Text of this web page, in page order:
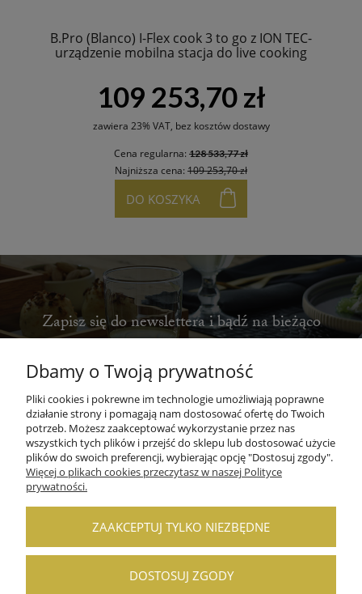
B.Pro (Blanco) I-Flex cook 3 to go z ION TEC-
urządzenie mobilna stacja do live cooking
109 253,70 zł
zawiera 23% VAT, bez kosztów dostawy
Cena regularna: 128 533,77 zł
Najniższa cena: 109 253,70 zł
DO KOSZYKA
Zapisz się do newslettera i bądź na bieżąco
ZAPISZ SIĘ
POMOC
MOJE KONTO
Dbamy o Twoją prywatność
Pliki cookies i pokrewne im technologie umożliwiają poprawne
działanie strony i pomagają nam dostosować ofertę do Twoich
potrzeb. Możesz zaakceptować wykorzystanie przez nas
wszystkich tych plików i przejść do sklepu lub dostosować użycie
plików do swoich preferencji, wybierając opcję "Dostosuj zgody".
Więcej o plikach cookies przeczytasz w naszej Polityce
prywatności.
ZAAKCEPTUJ TYLKO NIEZBĘDNE
DOSTOSUJ ZGODY